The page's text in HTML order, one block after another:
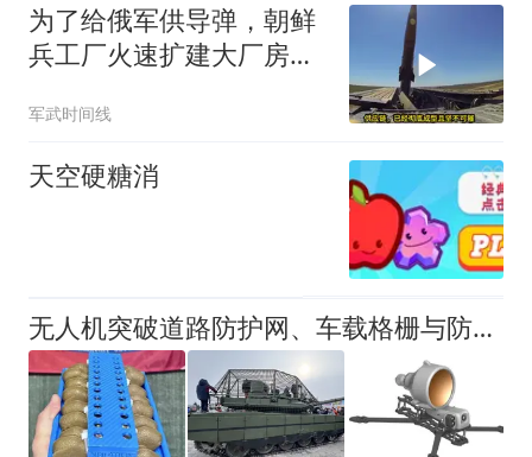
为了给俄军供导弹，朝鲜
兵工厂火速扩建大厂房，
军武时间线
天空硬糖消
无人机突破道路防护网、车载格栅与防无人机装甲的技术与战术